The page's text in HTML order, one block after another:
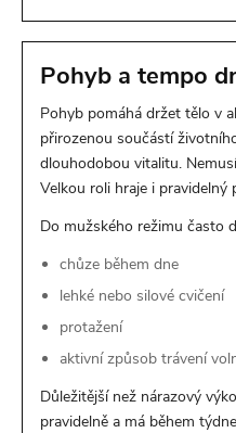
Pohyb a tempo
Pohyb pomáhá držet tělo v
přirozenou součástí
dlouhodobou vitalitu.
Velkou roli hraje i pravidelný
Do mužského režimu často
chůze během dne
lehké nebo silové cvičení
protažení
aktivní způsob trávení
Důležitější než nárazový
pravidelně a má během